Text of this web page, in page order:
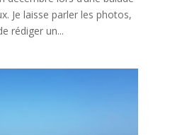
Je laisse parler les photos,
rédiger un...